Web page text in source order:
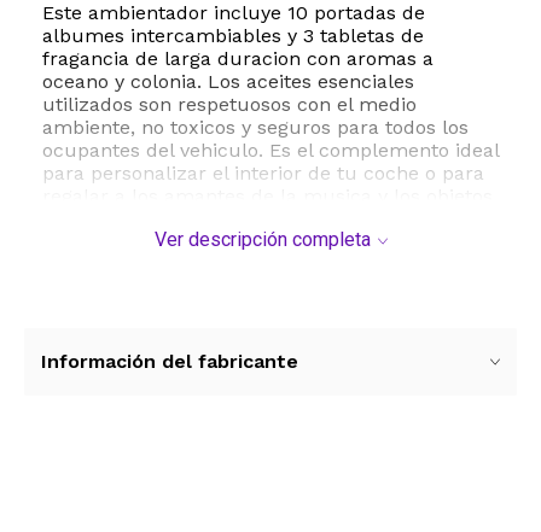
Este ambientador incluye 10 portadas de
albumes intercambiables y 3 tabletas de
fragancia de larga duracion con aromas a
oceano y colonia. Los aceites esenciales
utilizados son respetuosos con el medio
ambiente, no toxicos y seguros para todos los
ocupantes del vehiculo. Es el complemento ideal
para personalizar el interior de tu coche o para
requiere baterias ni conexiones electricas ya
MARCO DEL SERVICIO "PUERTA A PUERTA" QUE
Ver descripción completa
Información del fabricante